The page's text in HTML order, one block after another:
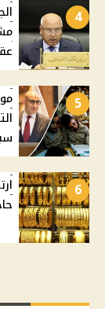
4
5
6
حاجز 6000 جنيه